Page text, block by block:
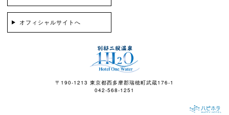
オフィシャルサイトへ
〒190-1213 東京都西多摩郡瑞穂町武蔵176-1
042-568-1251